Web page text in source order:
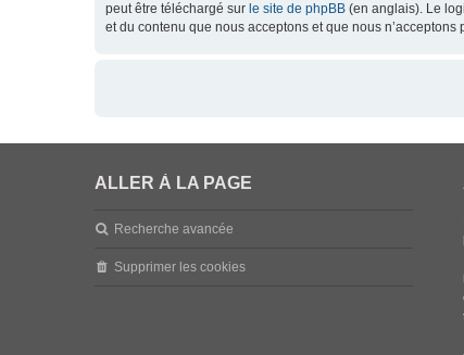
peut être téléchargé sur le site de phpBB (en anglais). Le
et du contenu que nous acceptons et que nous
ALLER À LA PAGE
Recherche avancée
Supprimer les cookies